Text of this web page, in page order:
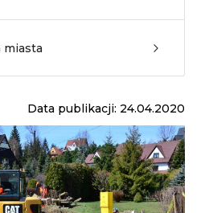
miasta
Data publikacji: 24.04.2020